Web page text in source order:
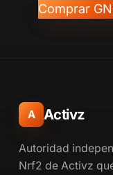
Comprar
A Activz
Autoridad
Nrf2 de Activz